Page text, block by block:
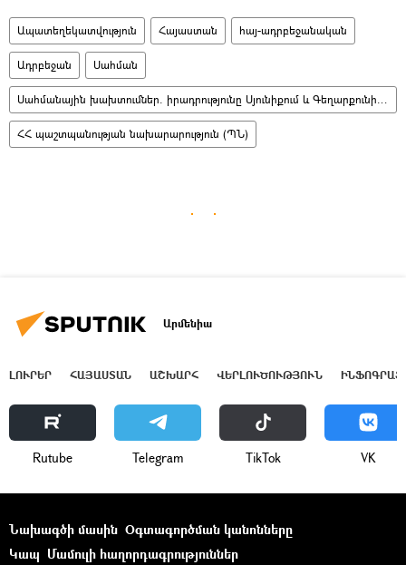
Ապատեղեկատվություն Հայաստան հայ-ադրբեջանական
Ադրբեջան Սահման
Սահմանային խախտումներ. իրադրությունը Սյունիքում և Գեղարքունիքում
ՀՀ պաշտպանության նախարարություն (ՊՆ)
Արմենիա
ԼՈՒՐԵՐ ՀԱՅԱՍՏԱՆ ԱՇԽԱՐՀ ՎԵՐԼՈՒԾՈՒԹՅՈՒՆ
Rutube Telegram ТikТоk VK
Նախագծի մասին Օգտագործման կանոնները
Կապ Մամուլի հաղորդագրություններ